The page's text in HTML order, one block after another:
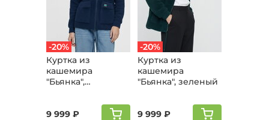
-20%
Куртка из
кашемира
"Бьянка",
9 999 ₽
-20%
Куртка из
кашемира
"Бьянка", зеленый
9 999 ₽